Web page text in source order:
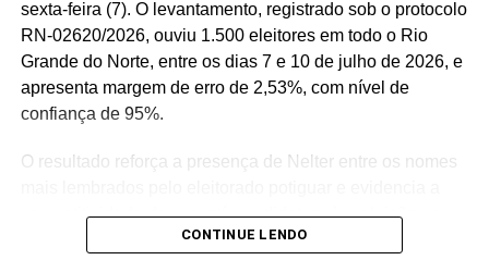
sexta-feira (7). O levantamento, registrado sob o protocolo
RN-02620/2026, ouviu 1.500 eleitores em todo o Rio
Grande do Norte, entre os dias 7 e 10 de julho de 2026, e
apresenta margem de erro de 2,53%, com nível de
confiança de 95%.
O resultado reforça a presença de Nelter entre os nomes
competitividade de sua pré-candidatura à reeleição para
a Assembleia Legislativa. Para o parlamentar, os
CONTINUE LENDO